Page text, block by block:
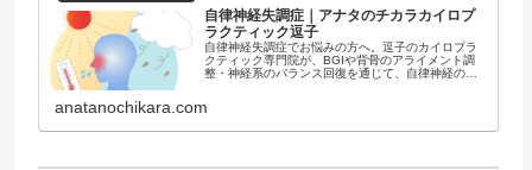
自律神経失調症｜アナタのチカラカイロプ
ラクティック逗子
自律神経失調症でお悩みの方へ。逗子のカイロプラ
クティック専門院が、BGIや背骨のアライメント調
整・神経系のバランス回復を通じて、自律神経の乱
anatanochikara.com